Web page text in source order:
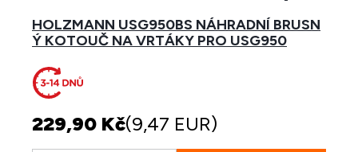
HOLZMANN USG950BS NÁHRADNÍ BRUSN
Ý KOTOUČ NA VRTÁKY PRO USG950
229,90 Kč(9,47 EUR)